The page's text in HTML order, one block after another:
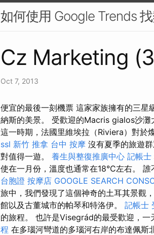
如何使用 Google Trends
Cz Marketing
Oct 7, 2013
便宜的最後一刻機票 這家家族擁有的三
納斯的美景。 受歡迎的Macris gialos沙灘
這一時期，法國里維埃拉（Riviera）對於
ssl 新竹 推拿 台中 按摩 沒有夏季的旅遊
對值得一遊。 養生與整復推廣中心 記帳士
使在一月份，溫度也通常在18°C左右。
台胞證 按摩店 GOOGLE SEARCH
旅中，我們發現了這個神奇的土耳其景觀
館以及古董城市的帕琴和特洛伊。 記帳士
的旅程。 也許是Visegrád的最受歡迎，一
程 在多瑙河彎道的多瑙河右岸的布達佩斯